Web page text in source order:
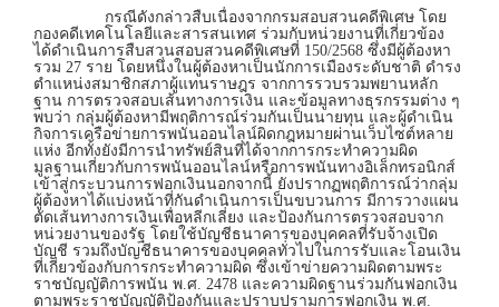
กรณีดังกล่าวสืบเนื่องจากกรมสอบสวนคดีพิเศษ โดย
กองคดีเทคโนโลยีและสารสนเทศ ร่วมกับหน่วยงานที่เกี่ยวข้อง
ได้ดำเนินการสืบสวนสอบสวนคดีพิเศษที่ 150/2568 ซึ่งมีผู้ต้องหา
รวม 27 ราย โดยหนึ่งในผู้ต้องหาเป็นนักการเมืองระดับชาติ ดำรง
ตำแหน่งสมาชิกสภาผู้แทนราษฎร จากการรวบรวมพยานหลัก
ฐาน การตรวจสอบเส้นทางการเงิน และข้อมูลทางธุรกรรมต่าง ๆ
พบว่า กลุ่มผู้ต้องหามีพฤติการณ์ร่วมกันเป็นนายทุน และผู้ดำเนิน
กิจการเครือข่ายการพนันออนไลน์ผิดกฎหมายผ่านเว็บไซต์หลาย
แห่ง อีกทั้งยังมีการนำทรัพย์สินที่ได้จากการกระทำความผิด
มูลฐานเกี่ยวกับการพนันออนไลน์หรือการพนันทางอิเล็กทรอนิกส์
เข้าสู่กระบวนการฟอกเงินนอกจากนี้ ยังปรากฏพฤติการณ์ว่ากลุ่ม
ผู้ต้องหาได้แบ่งหน้าที่กันดำเนินการเป็นขบวนการ มีการวางแผน
ตัดเส้นทางการเงินเพื่อหลีกเลี่ยง และป้องกันการตรวจสอบจาก
หน่วยงานของรัฐ โดยใช้บัญชีธนาคารของบุคคลที่รับจ้างเปิด
บัญชี รวมถึงบัญชีธนาคารของบุคคลทั่วไปในการรับและโอนเงิน
ที่เกี่ยวข้องกับการกระทำความผิด ซึ่งเข้าข่ายความผิดตามพระ
ราชบัญญัติการพนัน พ.ศ. 2478 และความผิดฐานร่วมกันฟอกเงิน
ตามพระราชบัญญัติป้องกันและปราบปรามการฟอกเงิน พ.ศ.